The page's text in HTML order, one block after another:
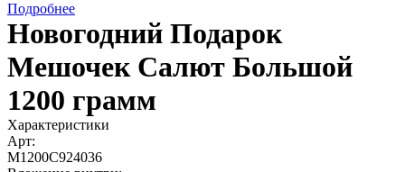
Подробнее
Новогодний Подарок
Мешочек Салют Большой
1200 грамм
Характеристики
Арт:
М1200С924036